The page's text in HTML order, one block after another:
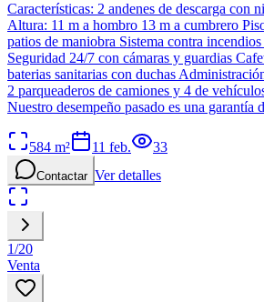
Características: 2 andenes de descarga con
Altura: 11 m a hombro 13 m a cumbrero
patios de maniobra Sistema contra
Seguridad 24/7 con cámaras y guardias
baterias sanitarias con duchas
2 parqueaderos de camiones y 4 de
Nuestro desempeño pasado es una garantía
584 m² 11 feb. 33
Contactar Ver detalles
1/20
Venta